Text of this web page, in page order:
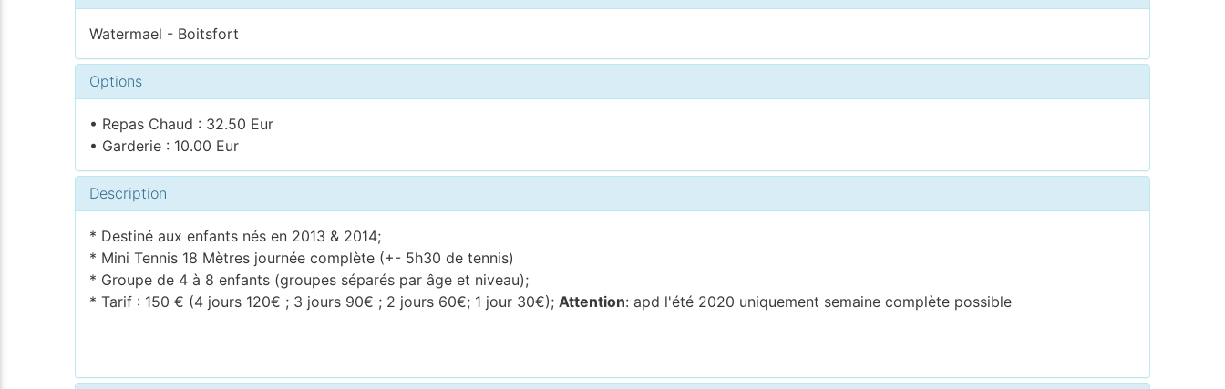
Watermael - Boitsfort
Options
• Repas Chaud : 32.50 Eur
• Garderie : 10.00 Eur
Description
* Destiné aux enfants nés en 2013 & 2014;
* Mini Tennis 18 Mètres journée complète (+- 5h30 de tennis)
* Groupe de 4 à 8 enfants (groupes séparés par âge et niveau);
* Tarif : 150 € (4 jours 120€ ; 3 jours 90€ ; 2 jours 60€; 1 jour 30€); Attention: apd l'été 2020 uniquement semaine complète possible